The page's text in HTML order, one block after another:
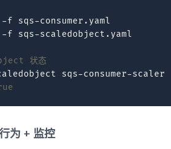
-f
sqs-consumer.yaml
-f sqs-scaledobject.yaml
状态
为 + 监控